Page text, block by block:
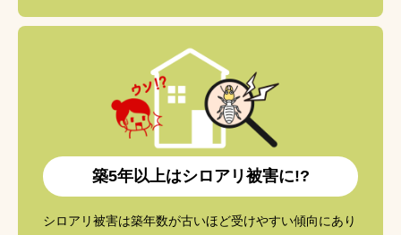
築5年以上はシロアリ被害に!?
シロアリ被害は築年数が古いほど受けやすい傾向にあり